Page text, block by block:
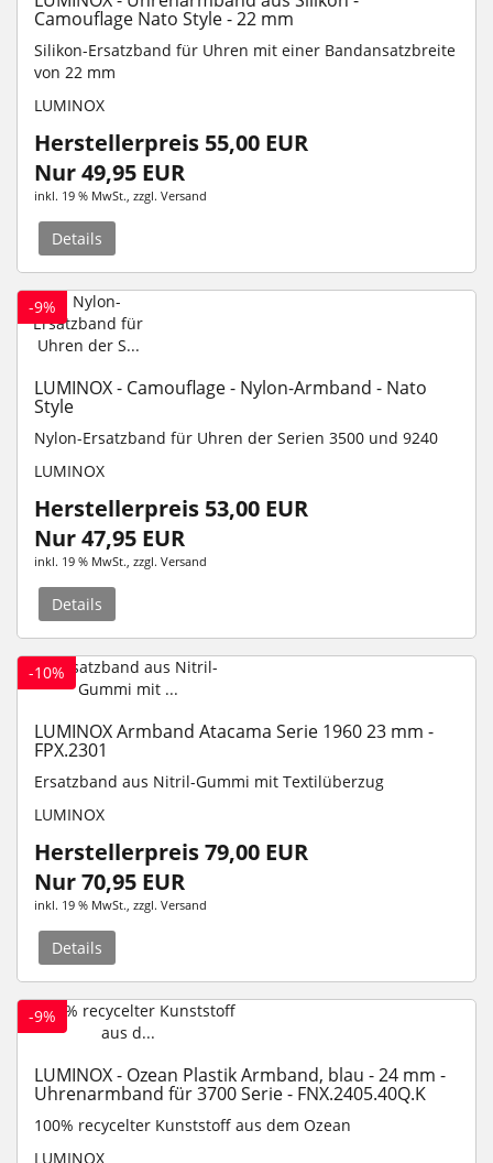
Camouflage Nato Style - 22 mm
Silikon-Ersatzband für Uhren mit einer Bandansatzbreite
von 22 mm
LUMINOX
Herstellerpreis 55,00 EUR
Nur 49,95 EUR
inkl. 19 % MwSt. , zzgl. Versand
Details
-9%
LUMINOX - Camouflage - Nylon-Armband - Nato
Style
Nylon-Ersatzband für Uhren der Serien 3500 und 9240
LUMINOX
Herstellerpreis 53,00 EUR
Nur 47,95 EUR
inkl. 19 % MwSt. , zzgl. Versand
Details
-10%
LUMINOX Armband Atacama Serie 1960 23 mm -
FPX.2301
Ersatzband aus Nitril-Gummi mit Textilüberzug
LUMINOX
Herstellerpreis 79,00 EUR
Nur 70,95 EUR
inkl. 19 % MwSt. , zzgl. Versand
Details
-9%
LUMINOX - Ozean Plastik Armband, blau - 24 mm -
Uhrenarmband für 3700 Serie - FNX.2405.40Q.K
100% recycelter Kunststoff aus dem Ozean
LUMINOX